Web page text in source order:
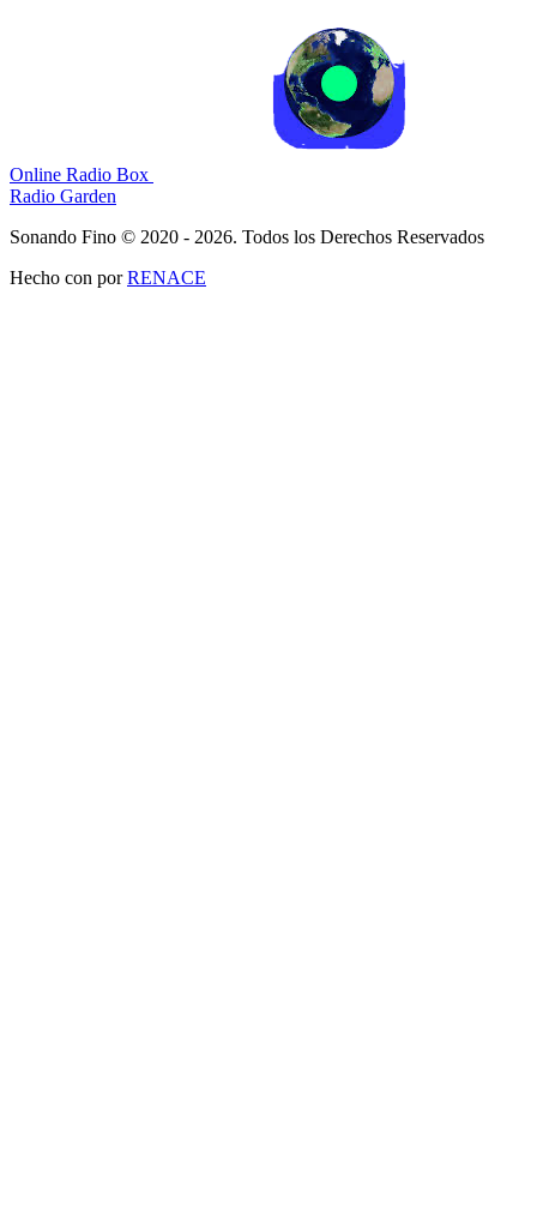
Online Radio Box
Radio Garden
Sonando Fino © 2020 - 2026. Todos los Derechos Reservados
Hecho con porRENACE